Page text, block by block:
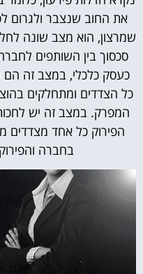
את החוב שנצבר ולגרום
שמרצון, הוא מצב שונה
סכסוך בין השותפים
כעסק כלכלי, במצב זה הם
כל הצדדים ומתחלקים
המפרק. במצב זה יש
הפירוק כל אחד מצדדים
בחברה